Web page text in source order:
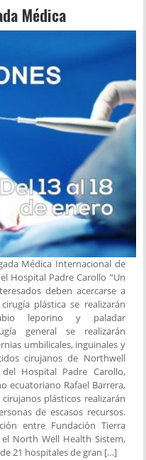
Médica
Médica Internacional de
Hospital Padre Carollo “Un
deben acercarse a
plástica se realizarán
leporino y paladar
general se realizarán
umbilicales, inguinales y
cirujanos de Northwell
Hospital Padre Carollo,
ecuatoriano Rafael Barrera,
plásticos realizarán
de escasos recursos.
entre Fundación Tierra
North Well Health Sistem,
21 hospitales de gran […]